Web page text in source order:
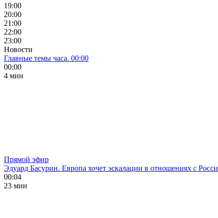
19:00
20:00
21:00
22:00
23:00
Новости
Главные темы часа. 00:00
00:00
4 мин
Прямой эфир
Эдуард Басурин. Европа хочет эскалации в отношениях с
00:04
23 мин